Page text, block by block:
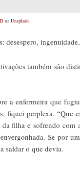
na Unsplash
desespero,
também são
a enfermeira que
fiquei perplexa. “Que
filha e sofrendo com
Se por
saldar o que devia.